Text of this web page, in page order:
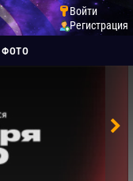
Войти
Регистрация
ФОТО